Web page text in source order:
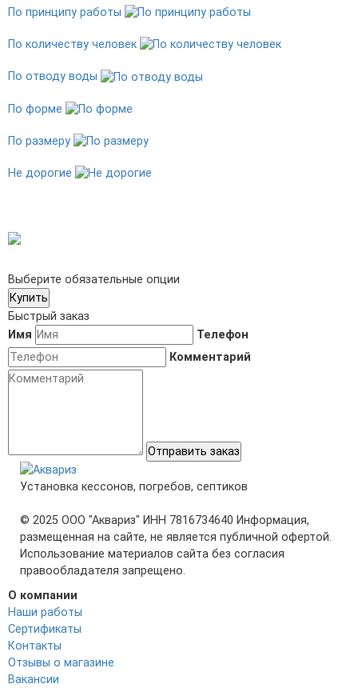
По принципу работы
По количеству человек
По отводу воды
По форме
По размеру
Не дорогие
Выберите обязательные опции
Купить
Быстрый заказ
Имя
Телефон
Комментарий
Отправить заказ
Установка кессонов, погребов, септиков
© 2025 ООО "Аквариз" ИНН 7816734640 Информация,
размещенная на сайте, не является публичной офертой.
Использование материалов сайта без согласия
правообладателя запрещено.
О компании
Наши работы
Сертификаты
Контакты
Отзывы о магазине
Вакансии